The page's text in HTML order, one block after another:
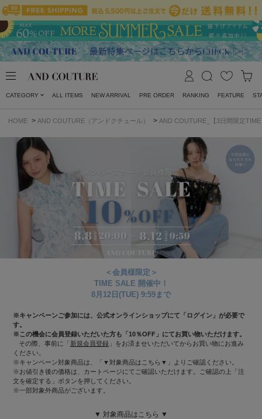
CATEGORY ALL ITEMS NEW ARRIVAL PRE ORDER RANKING FEATURE
HOME > AND COUTURE（アンドクチュール） > AND COUTURE_【3日間限定
＜会員様限定＞
TIME SALE 開催中！
8月12日(TUE) 9:59まで
※キャンペーンご参加には、公式オンラインショップにて「ログイン」が必要で
す。
※この機会に会員登録いただいた方も「10％OFF」にてお買い物いただけます。
その際、事前に 「新規会員登録 」をお済ませいただいてからお買い物にお進み
ください。
※キャンペーン対象商品は、「▼対象商品はこちら▼」よりご確認ください。
※お値引き後の価格は、カートページにてご確認いただけます。ご確認の上「注
文を確定する」ボタンを押してください。
※一部対象外商品がございます。
▼ 対象商品はこちら ▼